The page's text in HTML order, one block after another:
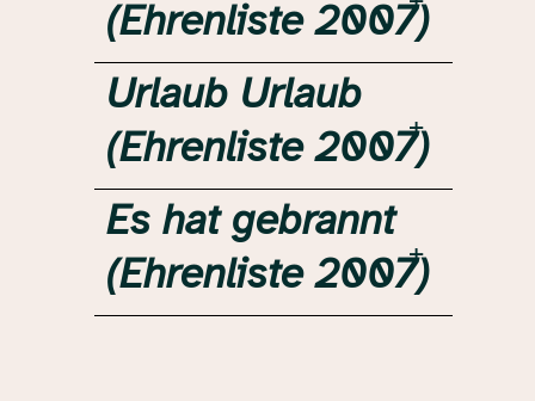
(Ehrenliste 2007)
Urlaub Urlaub
(Ehrenliste 2007)
Es hat gebrannt
(Ehrenliste 2007)